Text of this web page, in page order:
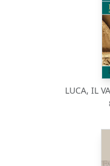
LUCA, IL